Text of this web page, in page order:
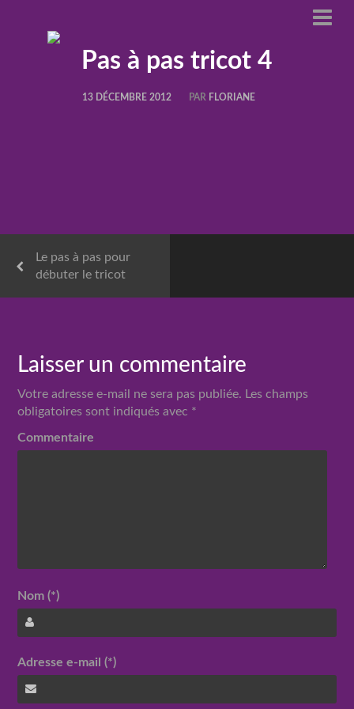
Pas à pas tricot 4
13 DÉCEMBRE 2012 PAR FLORIANE
Le pas à pas pour
débuter le tricot
Laisser un commentaire
Votre adresse e-mail ne sera pas publiée. Les champs
obligatoires sont indiqués avec *
Commentaire
Nom (*)
Adresse e-mail (*)